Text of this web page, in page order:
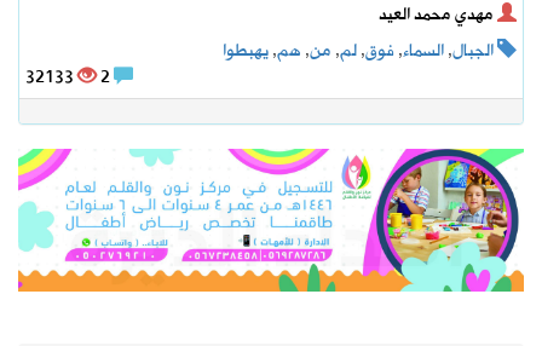
مهدي محمد العيد
الجبال,السماء,فوق,لم, من, هم,يهبطوا
32133